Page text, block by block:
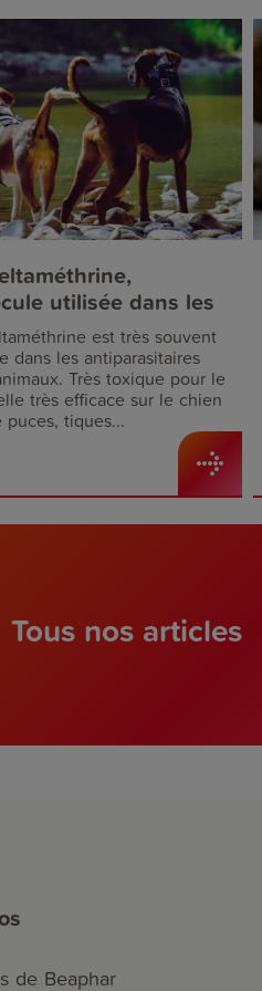
utilisée dans les
pour chien
est très souvent
dans les antiparasitaires
Très toxique pour le
très efficace sur le chien
puces, tiques...
Tous nos articles
de Beaphar